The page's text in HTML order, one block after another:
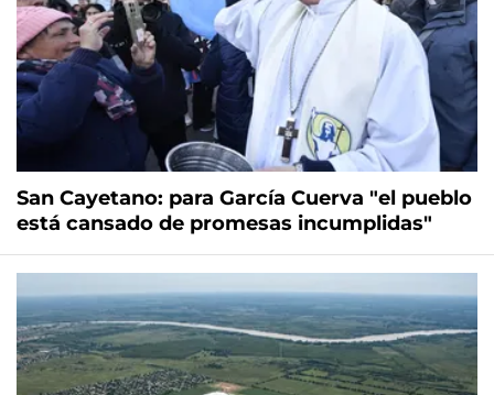
San Cayetano: para García Cuerva "el pueblo
está cansado de promesas incumplidas"